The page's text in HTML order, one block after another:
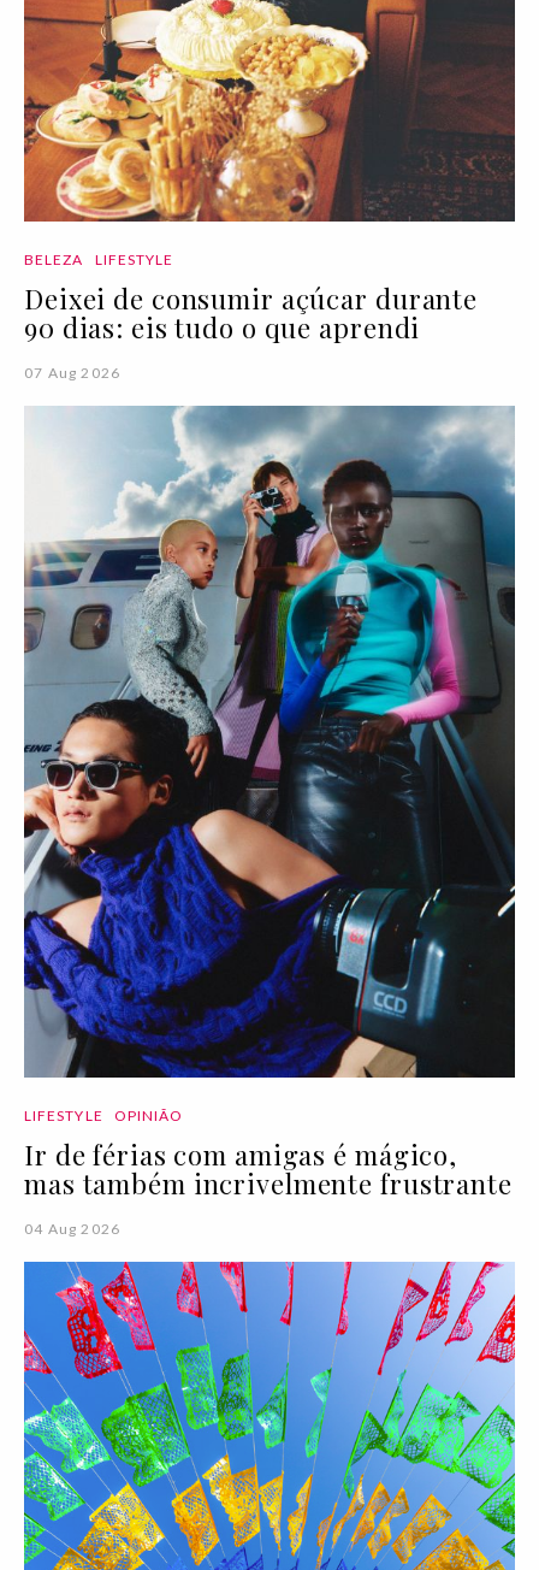
BELEZA LIFESTYLE
Deixei de consumir açúcar durante
90 dias: eis tudo o que aprendi
07 Aug 2026
LIFESTYLE OPINIÃO
Ir de férias com amigas é mágico,
mas também incrivelmente frustrante
04 Aug 2026